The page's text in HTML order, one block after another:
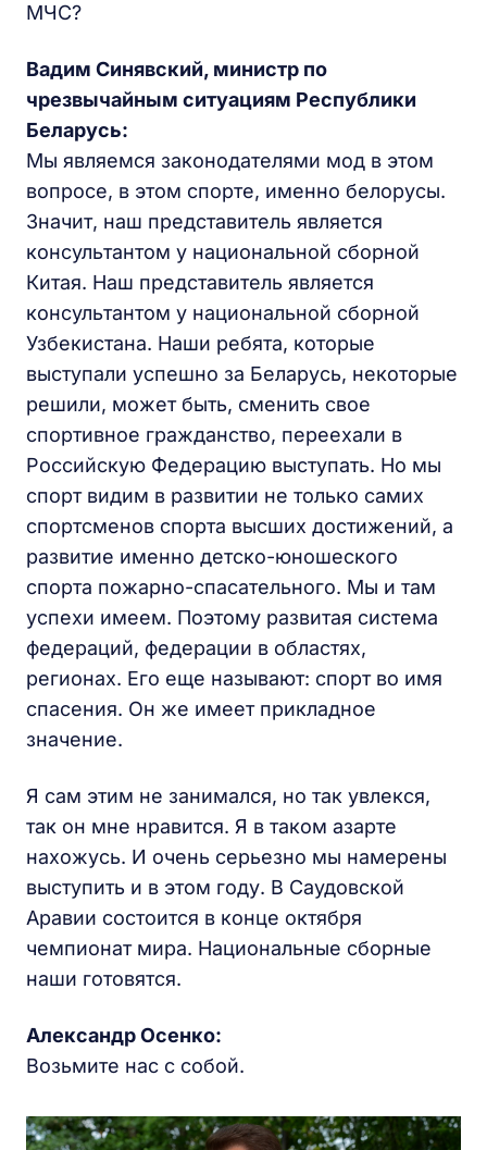
МЧС?
Вадим Синявский, министр по
чрезвычайным ситуациям Республики
Беларусь:
Мы являемся законодателями мод в этом
вопросе, в этом спорте, именно белорусы.
Значит, наш представитель является
консультантом у национальной сборной
Китая. Наш представитель является
консультантом у национальной сборной
Узбекистана. Наши ребята, которые
выступали успешно за Беларусь, некоторые
решили, может быть, сменить свое
спортивное гражданство, переехали в
Российскую Федерацию выступать. Но мы
спорт видим в развитии не только самих
спортсменов спорта высших достижений, а
развитие именно детско-юношеского
спорта пожарно-спасательного. Мы и там
успехи имеем. Поэтому развитая система
федераций, федерации в областях,
регионах. Его еще называют: спорт во имя
спасения. Он же имеет прикладное
значение.
Я сам этим не занимался, но так увлекся,
так он мне нравится. Я в таком азарте
нахожусь. И очень серьезно мы намерены
выступить и в этом году. В Саудовской
Аравии состоится в конце октября
чемпионат мира. Национальные сборные
наши готовятся.
Александр Осенко:
Возьмите нас с собой.